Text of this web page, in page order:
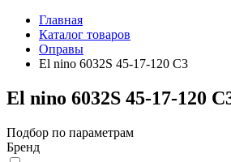
Главная
Каталог товаров
Оправы
El nino 6032S 45-17-120 C3
El nino 6032S 45-17-120
Подбор по параметрам
Бренд